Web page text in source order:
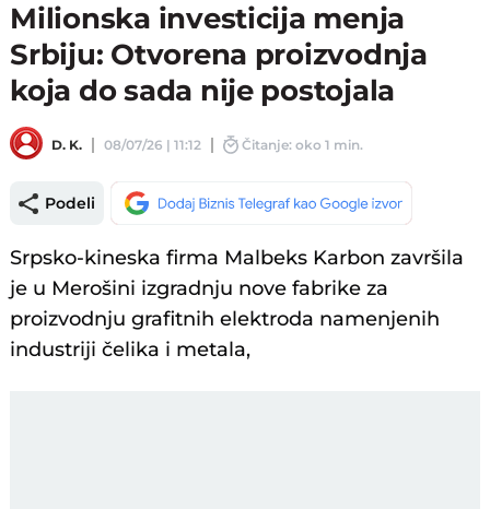
Milionska investicija menja
Srbiju: Otvorena proizvodnja
koja do sada nije postojala
D. K. 08/07/26 | 11:12 Čitanje: oko 1 min.
Podeli
Srpsko-kineska firma Malbeks Karbon završila
je u Merošini izgradnju nove fabrike za
proizvodnju grafitnih elektroda namenjenih
industriji čelika i metala,